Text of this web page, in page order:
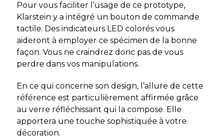
Pour vous faciliter l’usage de ce prototype,
Klarstein y a intégré un bouton de commande
tactile. Des indicateurs LED colorés vous
aideront à employer ce spécimen de la bonne
façon. Vous ne craindrez donc pas de vous
perdre dans vos manipulations.
En ce qui concerne son design, l’allure de cette
référence est particulièrement affirmée grâce
au verre réfléchissant qui la compose. Elle
apportera une touche sophistiquée à votre
décoration.